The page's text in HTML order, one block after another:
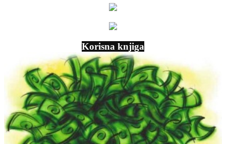
Korisna knjiga